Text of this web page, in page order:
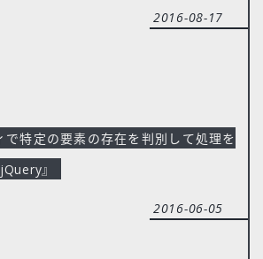
2016-08-17
特定の要素の存在を判別して処理を
』
2016-06-05